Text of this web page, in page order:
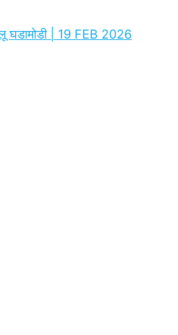
| 19 FEB 2026